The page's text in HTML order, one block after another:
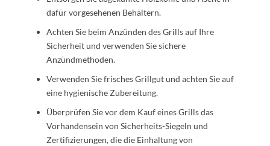
dafür vorgesehenen Behältern.
Achten Sie beim Anzünden des Grills auf Ihre
Sicherheit und verwenden Sie sichere
Anzündmethoden.
Verwenden Sie frisches Grillgut und achten Sie auf
eine hygienische Zubereitung.
Überprüfen Sie vor dem Kauf eines Grills das
Vorhandensein von Sicherheits-Siegeln und
Zertifizierungen, die die Einhaltung von